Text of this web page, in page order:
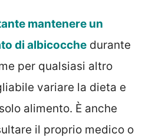
mantenere un
di albicocche durante
per qualsiasi altro
variare la dieta e
alimento. È anche
il proprio medico o